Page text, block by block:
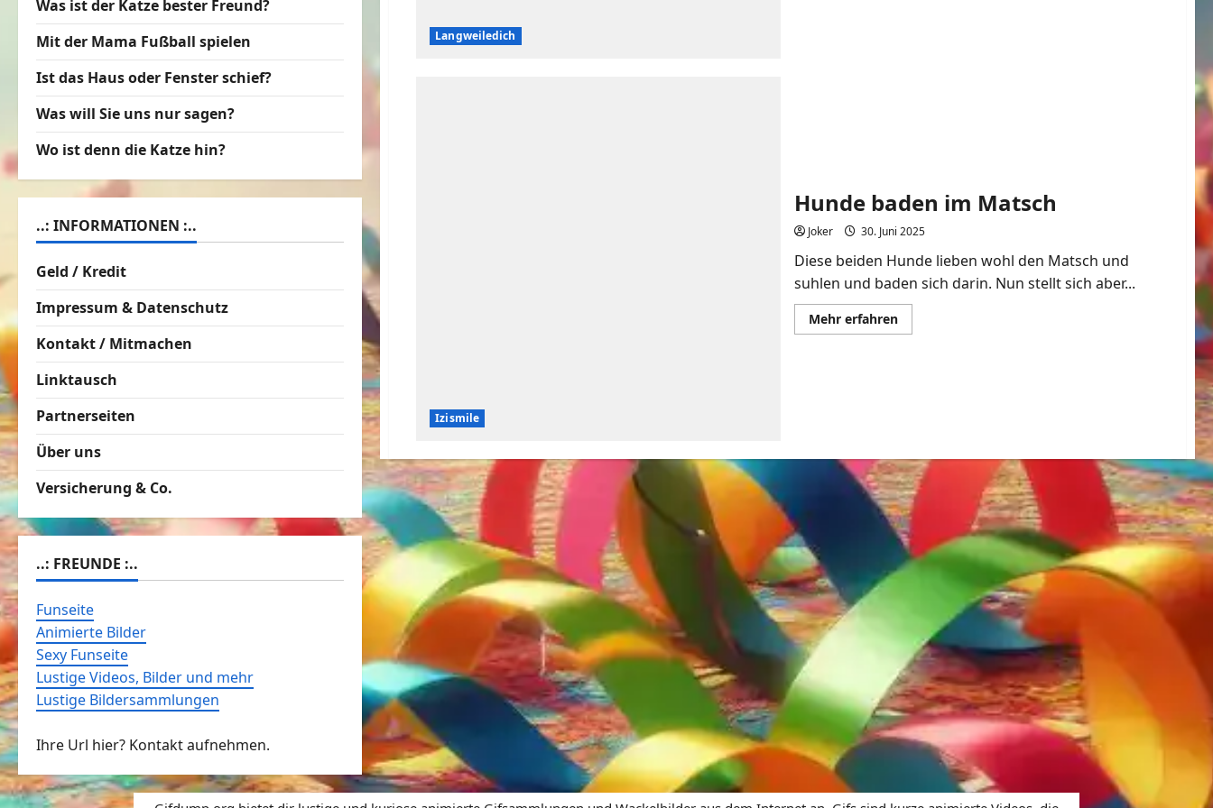
Langweiledich
Izismile
Hunde baden im Matsch
Joker 30. Juni 2025
Diese beiden Hunde lieben wohl den Matsch und
suhlen und baden sich darin. Nun stellt sich aber...
Mehr erfahrenMehr
Informationen
Was ist der Katze bester Freund?
Mit der Mama Fußball spielen
Ist das Haus oder Fenster schief?
Was will Sie uns nur sagen?
Wo ist denn die Katze hin?
..: INFORMATIONEN :..
Geld / Kredit
Impressum & Datenschutz
Kontakt / Mitmachen
Linktausch
Partnerseiten
Über uns
Versicherung & Co.
..: FREUNDE :..
Funseite
Animierte Bilder
Sexy Funseite
Lustige Videos, Bilder und mehr
Lustige Bildersammlungen
Ihre Url hier? Kontakt aufnehmen.